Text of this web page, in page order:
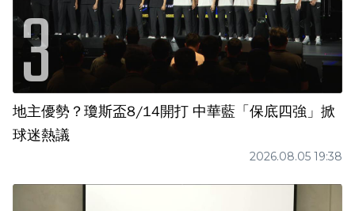
地主優勢？瓊斯盃8/14開打 中華藍「保底四強」掀
球迷熱議
2026.08.05 19:38